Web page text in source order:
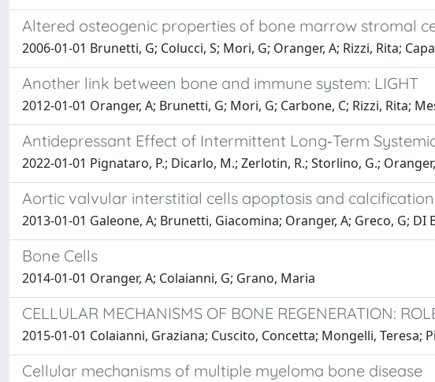
Altered osteogenic properties of bone marrow stromal
2006-01-01 Brunetti, G; Colucci, S; Mori, G; Oranger, A; Rizzi, Rita;
Another link between bone and immune system: LIGHT
2012-01-01 Oranger, A; Brunetti, G; Mori, G; Carbone, C; Rizzi, Rita;
Antidepressant Effect of Intermittent Long‐Term
2022-01-01 Pignataro, P.; Dicarlo, M.; Zerlotin, R.; Storlino, G.;
Aortic valvular interstitial cells apoptosis and
2013-01-01 Galeone, A; Brunetti, Giacomina; Oranger, A; Greco, G;
Bone Cells
2014-01-01 Oranger, A; Colaianni, G; Grano, Maria
CELLULAR MECHANISMS OF BONE REGENERATION:
2015-01-01 Colaianni, Graziana; Cuscito, Concetta; Mongelli,
Cellular mechanisms of multiple myeloma bone disease